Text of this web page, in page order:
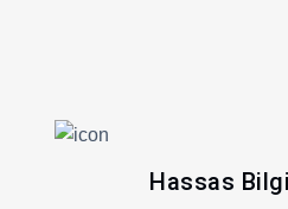
Hassas